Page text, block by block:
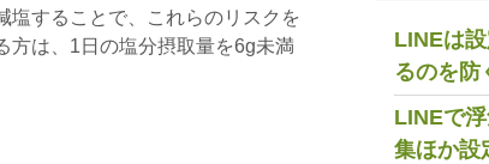
塩することで、これらのリスクを
方は、1日の塩分摂取量を6g未満
LINEは
るのを防
LINEで
集ほか設